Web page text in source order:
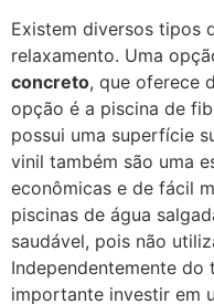
Existem diversos tipos
relaxamento. Uma
concreto, que oferece
opção é a piscina de
possui uma superfície
vinil também são uma
econômicas e de fácil
piscinas de água
saudável, pois não
Independentemente
importante investir em